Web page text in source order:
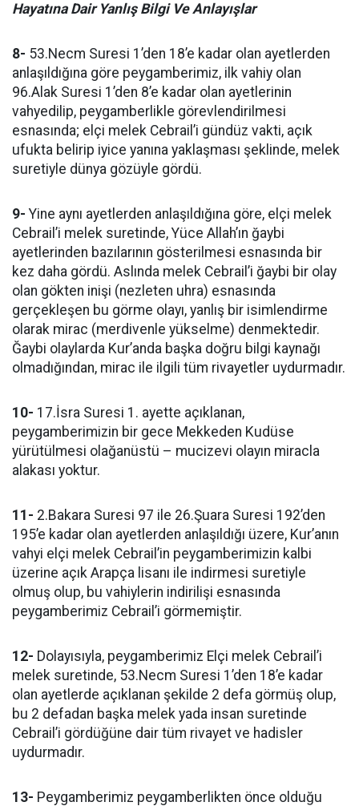
Hayatına Dair Yanlış Bilgi Ve Anlayışlar
8- 53.Necm Suresi 1’den 18’e kadar olan ayetlerden
anlaşıldığına göre peygamberimiz, ilk vahiy olan
96.Alak Suresi 1’den 8’e kadar olan ayetlerinin
vahyedilip, peygamberlikle görevlendirilmesi
esnasında; elçi melek Cebrail’i gündüz vakti, açık
ufukta belirip iyice yanına yaklaşması şeklinde, melek
suretiyle dünya gözüyle gördü.
9- Yine aynı ayetlerden anlaşıldığına göre, elçi melek
Cebrail’i melek suretinde, Yüce Allah’ın ğaybi
ayetlerinden bazılarının gösterilmesi esnasında bir
kez daha gördü. Aslında melek Cebrail’i ğaybi bir olay
olan gökten inişi (nezleten uhra) esnasında
gerçekleşen bu görme olayı, yanlış bir isimlendirme
olarak mirac (merdivenle yükselme) denmektedir.
Ğaybi olaylarda Kur’anda başka doğru bilgi kaynağı
olmadığından, mirac ile ilgili tüm rivayetler uydurmadır.
10- 17.İsra Suresi 1. ayette açıklanan,
peygamberimizin bir gece Mekkeden Kudüse
yürütülmesi olağanüstü – mucizevi olayın miracla
alakası yoktur.
11- 2.Bakara Suresi 97 ile 26.Şuara Suresi 192’den
195’e kadar olan ayetlerden anlaşıldığı üzere, Kur’anın
vahyi elçi melek Cebrail’in peygamberimizin kalbi
üzerine açık Arapça lisanı ile indirmesi suretiyle
olmuş olup, bu vahiylerin indirilişi esnasında
peygamberimiz Cebrail’i görmemiştir.
12- Dolayısıyla, peygamberimiz Elçi melek Cebrail’i
melek suretinde, 53.Necm Suresi 1’den 18’e kadar
olan ayetlerde açıklanan şekilde 2 defa görmüş olup,
bu 2 defadan başka melek yada insan suretinde
Cebrail’i gördüğüne dair tüm rivayet ve hadisler
uydurmadır.
13- Peygamberimiz peygamberlikten önce olduğu